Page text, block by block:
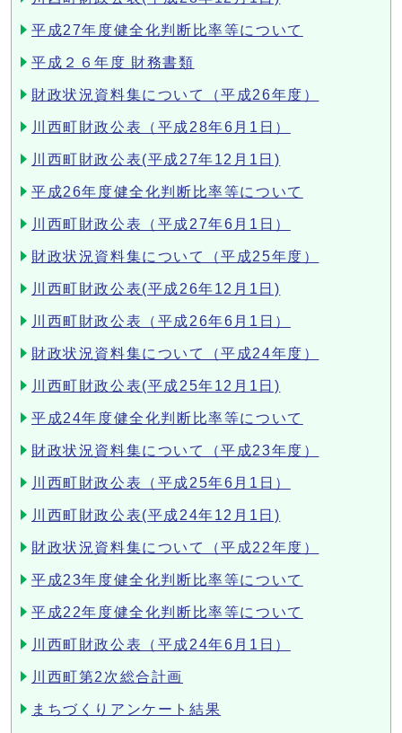
平成27年度健全化判断比率等について
平成２６年度 財務書類
財政状況資料集について（平成26年度）
川西町財政公表（平成28年6月1日）
川西町財政公表(平成27年12月1日)
平成26年度健全化判断比率等について
川西町財政公表（平成27年6月1日）
財政状況資料集について（平成25年度）
川西町財政公表(平成26年12月1日)
川西町財政公表（平成26年6月1日）
財政状況資料集について（平成24年度）
川西町財政公表(平成25年12月1日)
平成24年度健全化判断比率等について
財政状況資料集について（平成23年度）
川西町財政公表（平成25年6月1日）
川西町財政公表(平成24年12月1日)
財政状況資料集について（平成22年度）
平成23年度健全化判断比率等について
平成22年度健全化判断比率等について
川西町財政公表（平成24年6月1日）
川西町第2次総合計画
まちづくりアンケート結果